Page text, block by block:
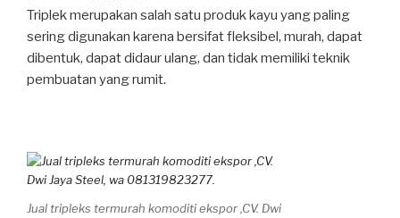
Triplek merupakan salah satu produk kayu yang paling
sering digunakan karena bersifat fleksibel, murah, dapat
dibentuk, dapat didaur ulang, dan tidak memiliki teknik
pembuatan yang rumit.
Jual tripleks termurah komoditi ekspor ,CV. Dwi